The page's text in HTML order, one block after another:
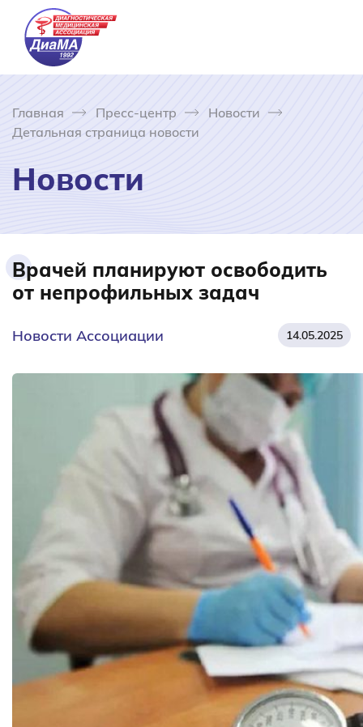
Главная Пресс-центр
Новости
Детальная страница новости
Новости
Врачей планируют освободить
от непрофильных задач
Новости Ассоциации 14.05.2025